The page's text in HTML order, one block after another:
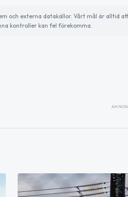
och externa datakällor. Vårt mål är alltid
kontroller kan fel förekomma.